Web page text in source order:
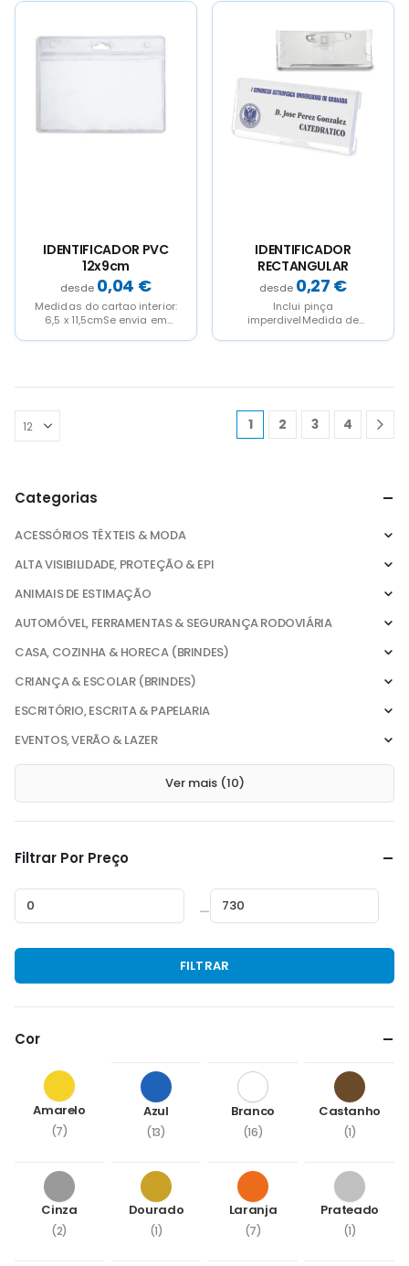
IDENTIFICADOR PVC
12x9cm
0,04 €
Medidas do cartao interior:
6,5 x 11,5cmSe envia em
IDENTIFICADOR
RECTANGULAR
0,27 €
Inclui pinça
imperdivelMedida de
1 2 3 4
Categorias
ACESSÓRIOS TÊXTEIS & MODA
ALTA VISIBILIDADE, PROTEÇÃO & EPI
ANIMAIS DE ESTIMAÇÃO
AUTOMÓVEL, FERRAMENTAS & SEGURANÇA RODOVIÁRIA
CASA, COZINHA & HORECA (BRINDES)
CRIANÇA & ESCOLAR (BRINDES)
ESCRITÓRIO, ESCRITA & PAPELARIA
EVENTOS, VERÃO & LAZER
Ver mais (10)
Filtrar Por Preço
Preço
Preço
—
FILTRAR
Cor
Amarelo
(7)
Azul
(13)
Branco
(16)
Castanho
(1)
Cinza
(2)
Dourado
(1)
Laranja
(7)
Prateado
(1)